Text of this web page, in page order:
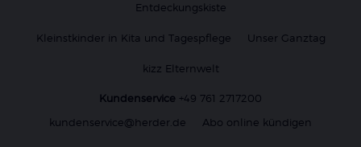
Entdeckungskiste
Kleinstkinder in Kita und Tagespflege Unser Ganztag
kizz Elternwelt
Kundenservice +49 761 2717200
kundenservice@herder.de
Abo online kündigen